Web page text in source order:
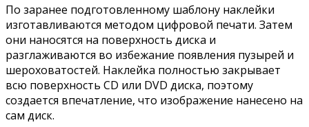
По заранее подготовленному шаблону наклейки
изготавливаются методом цифровой печати. Затем
они наносятся на поверхность диска и
разглаживаются во избежание появления пузырей и
шероховатостей. Наклейка полностью закрывает
всю поверхность CD или DVD диска, поэтому
создается впечатление, что изображение нанесено на
сам диск.